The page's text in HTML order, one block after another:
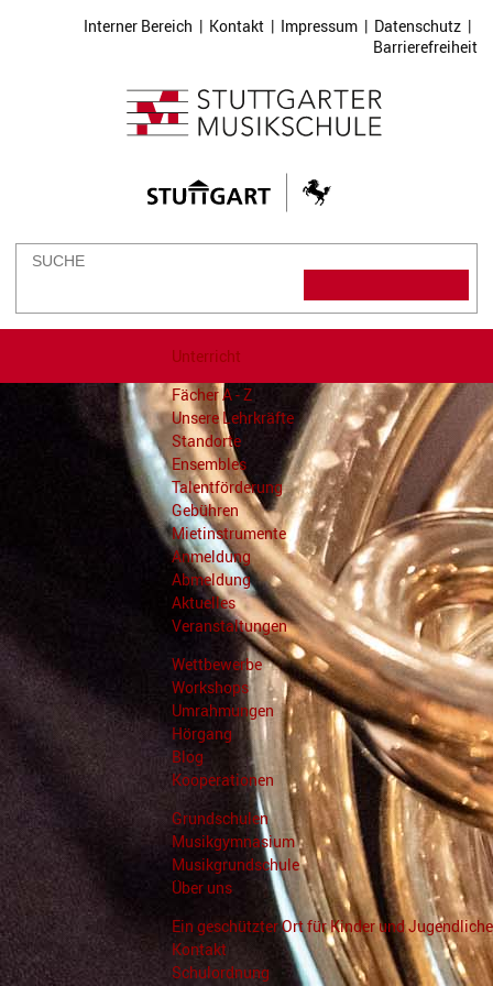
Interner Bereich | Kontakt | Impressum | Datenschutz |
Barrierefreiheit
Unterricht
Fächer A - Z
Unsere Lehrkräfte
Standorte
Ensembles
Talentförderung
Gebühren
Mietinstrumente
Anmeldung
Abmeldung
Aktuelles
Veranstaltungen
Wettbewerbe
Workshops
Umrahmungen
Hörgang
Blog
Kooperationen
Grundschulen
Musikgymnasium
Musikgrundschule
Über uns
Ein geschützter Ort für Kinder und Jugendliche
Kontakt
Schulordnung